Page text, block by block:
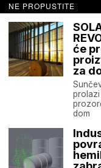
Mario zna
NE PROPUSTITE
će
za
prolazi
dom